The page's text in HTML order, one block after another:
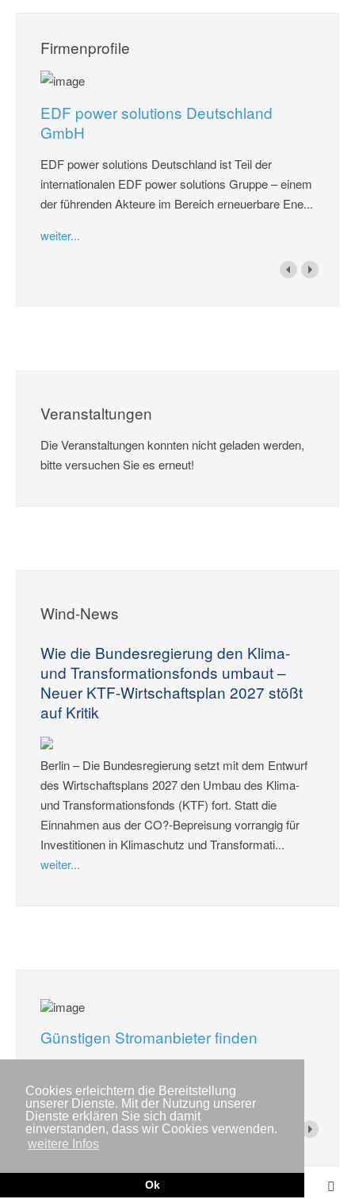
Cookies erleichtern die Bereitstellung
unserer Dienste. Mit der Nutzung unserer
Dienste erklären Sie sich damit
einverstanden, dass wir Cookies verwenden.
weitere Infos
Ok
Firmenprofile
EDF power solutions Deutschland
GmbH
EDF power solutions Deutschland ist Teil der
internationalen EDF power solutions Gruppe – einem
der führenden Akteure im Bereich erneuerbare Ene...
weiter...
Veranstaltungen
Die Veranstaltungen konnten nicht geladen werden,
bitte versuchen Sie es erneut!
Wind-News
Wie die Bundesregierung den Klima-
und Transformationsfonds umbaut –
Neuer KTF-Wirtschaftsplan 2027 stößt
auf Kritik
Berlin – Die Bundesregierung setzt mit dem Entwurf
des Wirtschaftsplans 2027 den Umbau des Klima-
und Transformationsfonds (KTF) fort. Statt die
Einnahmen aus der CO?-Bepreisung vorrangig für
Investitionen in Klimaschutz und Transformati...
weiter...
Günstigen Stromanbieter finden
weiter...